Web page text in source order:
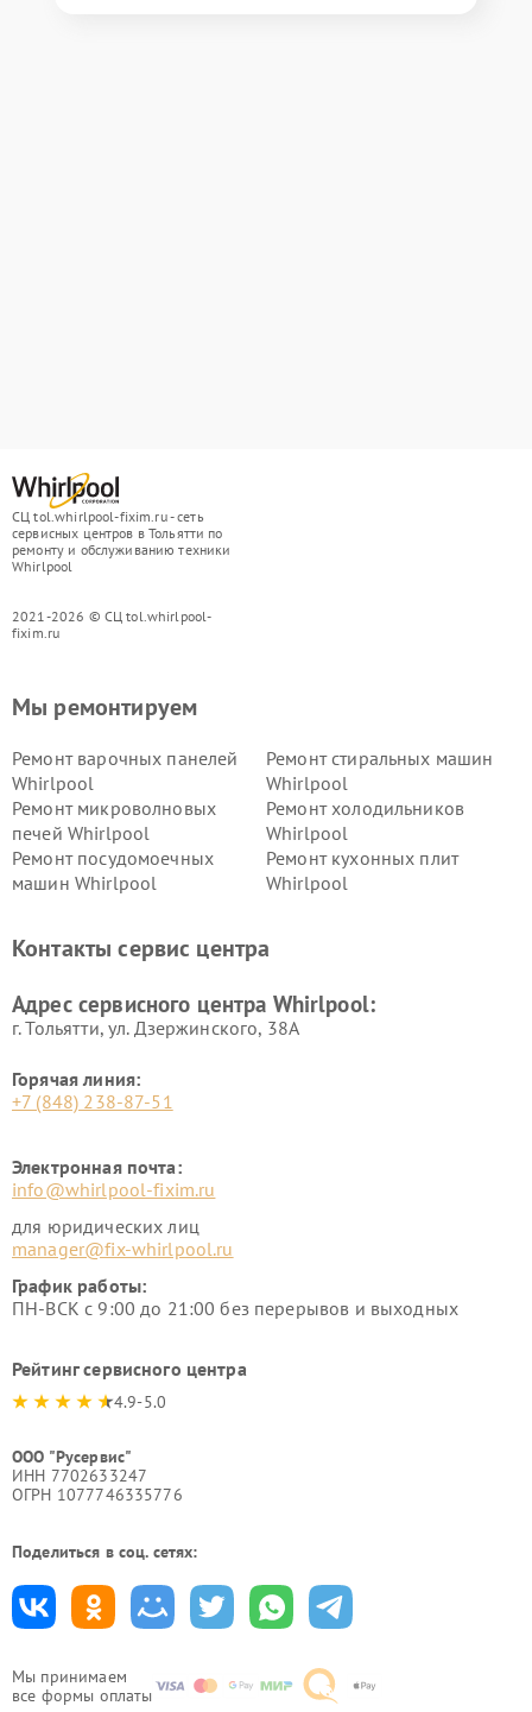
СЦ tol.whirlpool-fixim.ru - сеть
сервисных центров в Тольятти по
ремонту и обслуживанию техники
Whirlpool
2021-2026 © СЦ tol.whirlpool-
fixim.ru
Мы принимаем
все формы оплаты
Мы ремонтируем
Ремонт варочных панелей
Whirlpool
Ремонт стиральных машин
Whirlpool
Ремонт микроволновых
печей Whirlpool
Ремонт холодильников
Whirlpool
Ремонт посудомоечных
машин Whirlpool
Ремонт кухонных плит
Whirlpool
Контакты сервис центра
Адрес сервисного центра Whirlpool:
г. Тольятти, ул. Дзержинского, 38А
Горячая линия:
+7 (848) 238-87-51
Электронная почта:
info@whirlpool-fixim.ru
для юридических лиц
manager@fix-whirlpool.ru
График работы:
ПН-ВСК с 9:00 до 21:00 без перерывов и выходных
Рейтинг сервисного центра
4.9-5.0
ООО "Русервис"
ИНН 7702633247
ОГРН 1077746335776
Поделиться в соц. сетях: